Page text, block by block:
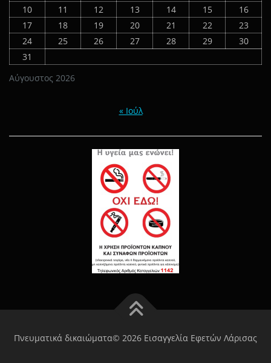
Αύγουστος 2026
10
11 12 13 14 15
16
17
18 19 20 21 22
23
24
25 26 27 28 29
30
31
« Ιούλ
Πνευματικά δικαιώματα© 2026 Εισαγγελία Εφετών Λάρισας